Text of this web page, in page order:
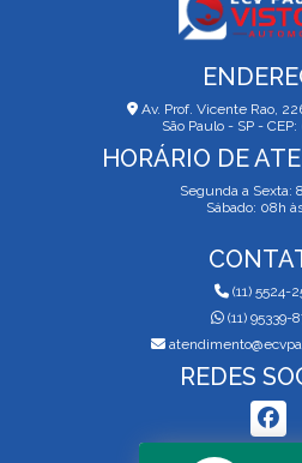
Av. Prof. Vicente Rao,
São Paulo - SP -
HORÁRIO DE
Segunda a Sexta:
Sábado: 08h
(11) 5524-
(11) 95339-
REDES